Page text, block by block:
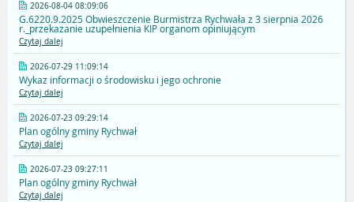
2026-08-04 08:09:06
G.6220.9.2025 Obwieszczenie Burmistrza Rychwała z 3 sierpnia 2026
r._przekazanie uzupełnienia KIP organom opiniującym
Czytaj dalej
2026-07-29 11:09:14
Wykaz informacji o środowisku i jego ochronie
Czytaj dalej
2026-07-23 09:29:14
Plan ogólny gminy Rychwał
Czytaj dalej
2026-07-23 09:27:11
Plan ogólny gminy Rychwał
Czytaj dalej